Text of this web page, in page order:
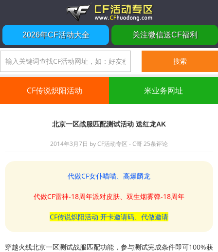
2026年CF活动大全 关注微信送CF福利
CF传说炽阳活动 米业务网址
北京一区战服匹配测试活动 送红龙AK
2014年3月7日 byCF活动专区 - C哥25条评论
代做CF女仆喵喵、高爆麟龙
代做CF雷神-18周年派对皮肤、双生烟雾弹-18周年
CF传说炽阳活动 开卡邀请码、代做邀请
穿越火线北京一区测试战服匹配功能，参与测试完成条件即可100%获